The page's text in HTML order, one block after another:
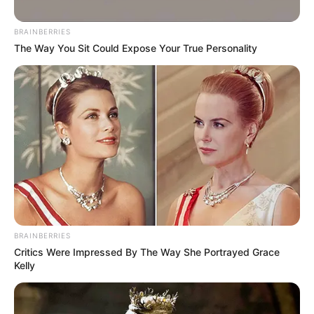
Composición Alerta - Secretaría de Movilidad de
Medellín y Colprensa.
¿Cómo queda el pico y placa en Medellín del 6 al 12 de
julio de 2026?
Por:July Morales
BRAINBERRIES
The Way You Sit Could Expose Your True Personality
BRAINBERRIES
Critics Were Impressed By The Way She Portrayed Grace
Kelly